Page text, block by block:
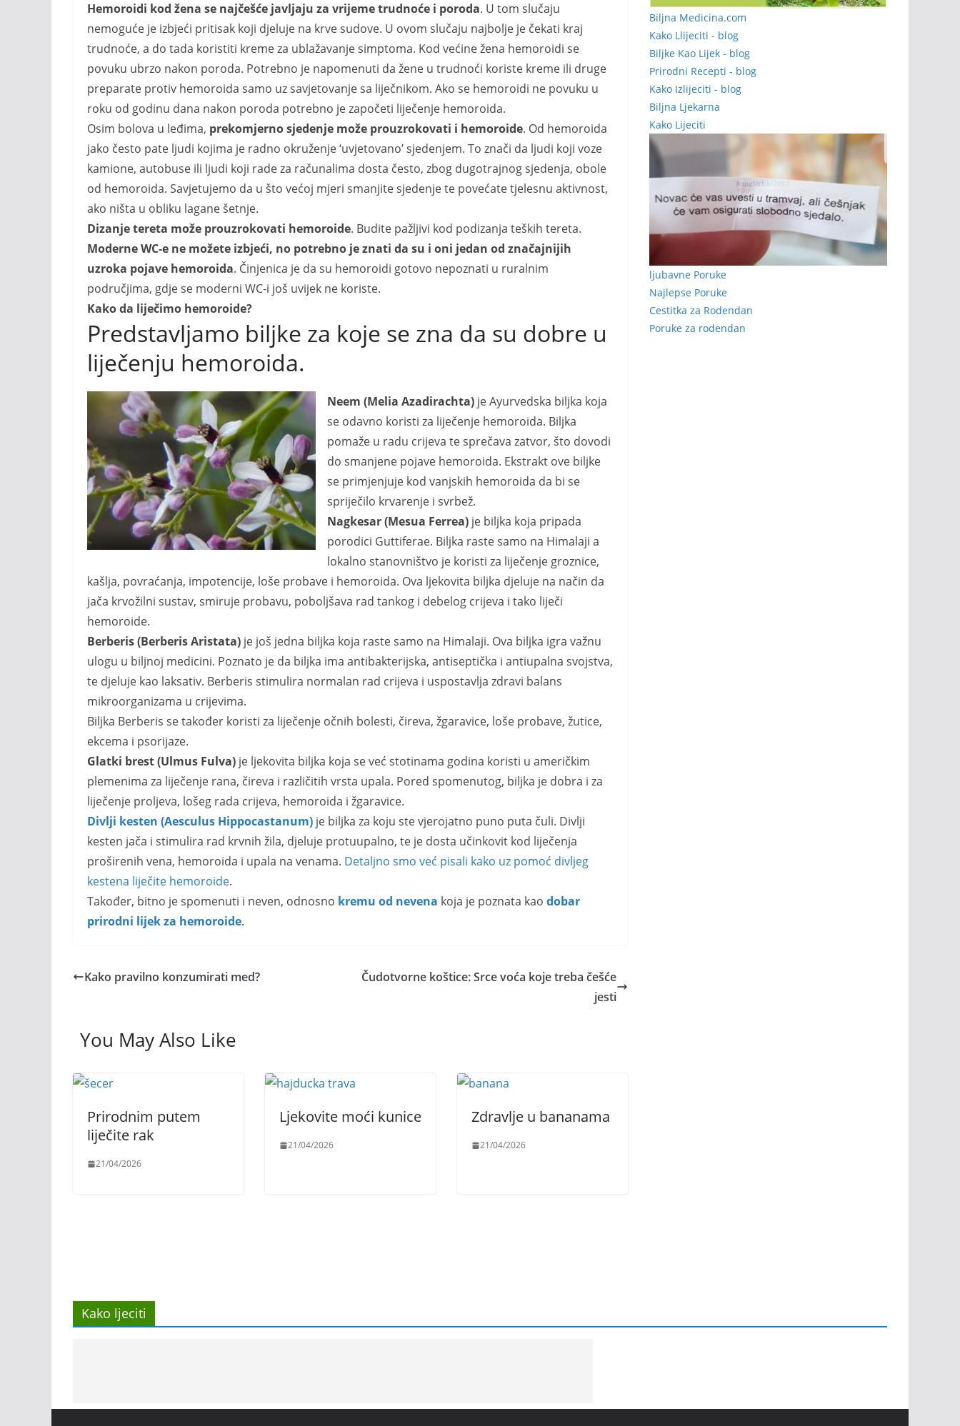
Hemoroidi kod žena se najčešće javljaju za vrijeme trudnoće i poroda. U tom slučaju
nemoguće je izbjeći pritisak koji djeluje na krve sudove. U ovom slučaju najbolje je čekati kraj
trudnoće, a do tada koristiti kreme za ublažavanje simptoma. Kod većine žena hemoroidi se
povuku ubrzo nakon poroda. Potrebno je napomenuti da žene u trudnoći koriste kreme ili druge
preparate protiv hemoroida samo uz savjetovanje sa liječnikom. Ako se hemoroidi ne povuku u
roku od godinu dana nakon poroda potrebno je započeti liječenje hemoroida.
Osim bolova u leđima, prekomjerno sjedenje može prouzrokovati i hemoroide. Od hemoroida
jako često pate ljudi kojima je radno okruženje ‘uvjetovano’ sjedenjem. To znači da ljudi koji voze
kamione, autobuse ili ljudi koji rade za računalima dosta često, zbog dugotrajnog sjedenja, obole
od hemoroida. Savjetujemo da u što većoj mjeri smanjite sjedenje te povećate tjelesnu aktivnost,
ako ništa u obliku lagane šetnje.
Dizanje tereta može prouzrokovati hemoroide. Budite pažljivi kod podizanja teških tereta.
Moderne WC-e ne možete izbjeći, no potrebno je znati da su i oni jedan od značajnijih
uzroka pojave hemoroida. Činjenica je da su hemoroidi gotovo nepoznati u ruralnim
područjima, gdje se moderni WC-i još uvijek ne koriste.
Kako da liječimo hemoroide?
Predstavljamo biljke za koje se zna da su dobre u
liječenju hemoroida.
Neem (Melia Azadirachta) je Ayurvedska biljka koja
se odavno koristi za liječenje hemoroida. Biljka
pomaže u radu crijeva te sprečava zatvor, što dovodi
do smanjene pojave hemoroida. Ekstrakt ove biljke
se primjenjuje kod vanjskih hemoroida da bi se
spriječilo krvarenje i svrbež.
Nagkesar (Mesua Ferrea) je biljka koja pripada
porodici Guttiferae. Biljka raste samo na Himalaji a
lokalno stanovništvo je koristi za liječenje groznice,
kašlja, povraćanja, impotencije, loše probave i hemoroida. Ova ljekovita biljka djeluje na način da
jača krvožilni sustav, smiruje probavu, poboljšava rad tankog i debelog crijeva i tako liječi
hemoroide.
Berberis (Berberis Aristata) je još jedna biljka koja raste samo na Himalaji. Ova biljka igra važnu
ulogu u biljnoj medicini. Poznato je da biljka ima antibakterijska, antiseptička i antiupalna svojstva,
te djeluje kao laksativ. Berberis stimulira normalan rad crijeva i uspostavlja zdravi balans
mikroorganizama u crijevima.
Biljka Berberis se također koristi za liječenje očnih bolesti, čireva, žgaravice, loše probave, žutice,
ekcema i psorijaze.
Glatki brest (Ulmus Fulva) je ljekovita biljka koja se već stotinama godina koristi u američkim
plemenima za liječenje rana, čireva i različitih vrsta upala. Pored spomenutog, biljka je dobra i za
liječenje proljeva, lošeg rada crijeva, hemoroida i žgaravice.
Divlji kesten (Aesculus Hippocastanum) je biljka za koju ste vjerojatno puno puta čuli. Divlji
kesten jača i stimulira rad krvnih žila, djeluje protuupalno, te je dosta učinkovit kod liječenja
proširenih vena, hemoroida i upala na venama. Detaljno smo već pisali kako uz pomoć divljeg
kestena liječite hemoroide.
Također, bitno je spomenuti i neven, odnosno kremu od nevena koja je poznata kao dobar
prirodni lijek za hemoroide.
Kako pravilno konzumirati med?
Čudotvorne koštice: Srce voća koje treba češće
jesti
You May Also Like
Prirodnim putem
liječite rak
21/04/2026
Ljekovite moći kunice
21/04/2026
Zdravlje u bananama
21/04/2026
Biljna Medicina.com
Kako Llijeciti - blog
Biljke Kao Lijek - blog
Prirodni Recepti - blog
Kako Izlijeciti - blog
Biljna Ljekarna
Kako Lijeciti
ljubavne Poruke
Najlepse Poruke
Cestitka za Rodendan
Poruke za rodendan
Kako ljeciti